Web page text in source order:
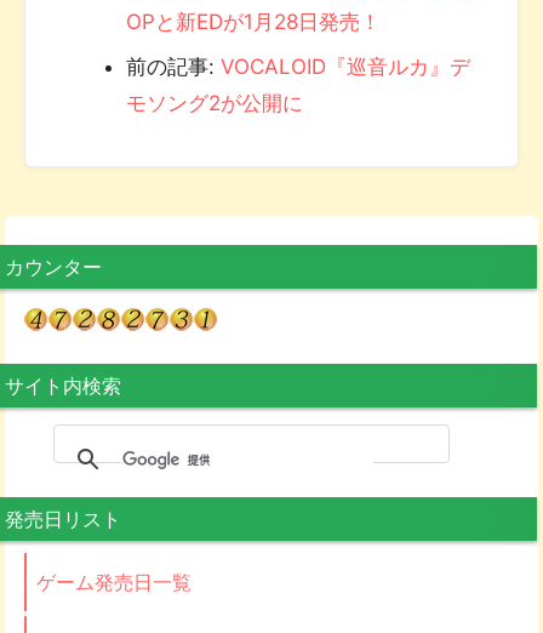
OPと新EDが1月28日発売！
前の記事: VOCALOID『巡音ルカ』デ
モソング2が公開に
カウンター
サイト内検索
発売日リスト
ゲーム発売日一覧